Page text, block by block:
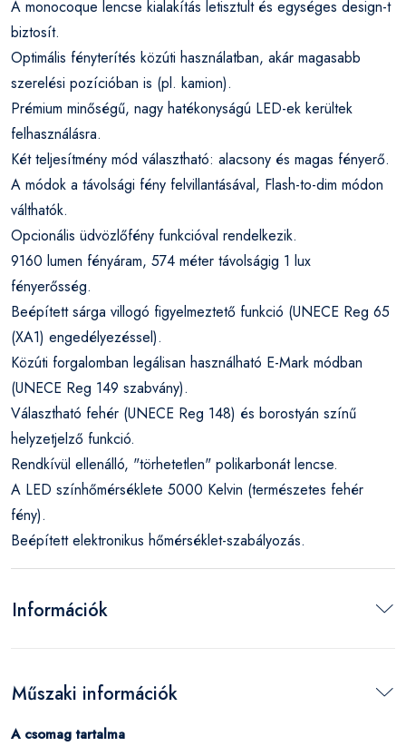
A monocoque lencse kialakítás letisztult és egységes design-t
biztosít.
Optimális fényterítés közúti használatban, akár magasabb
szerelési pozícióban is (pl. kamion).
Prémium minőségű, nagy hatékonyságú LED-ek kerültek
felhasználásra.
Két teljesítmény mód választható: alacsony és magas fényerő.
A módok a távolsági fény felvillantásával, Flash-to-dim módon
válthatók.
Opcionális üdvözlőfény funkcióval rendelkezik.
9160 lumen fényáram, 574 méter távolságig 1 lux
fényerősség.
Beépített sárga villogó figyelmeztető funkció (UNECE Reg 65
(XA1) engedélyezéssel).
Közúti forgalomban legálisan használható E-Mark módban
(UNECE Reg 149 szabvány).
Választható fehér (UNECE Reg 148) és borostyán színű
helyzetjelző funkció.
Rendkívül ellenálló, "törhetetlen" polikarbonát lencse.
A LED színhőmérséklete 5000 Kelvin (természetes fehér
fény).
Beépített elektronikus hőmérséklet-szabályozás.
Információk
Műszaki információk
A csomag tartalma